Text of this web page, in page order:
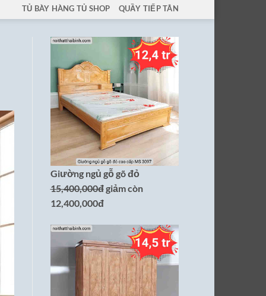
TỦ BÀY HÀNG TỦ SHOP QUẦY TIẾP TÂN
Giường ngủ gỗ gõ đỏ
15,400,000đgiảm còn
12,400,000đ